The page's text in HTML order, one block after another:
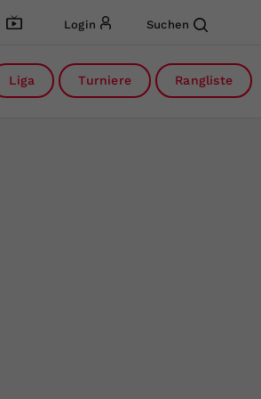
Login Suchen
Liga Turniere Rangliste